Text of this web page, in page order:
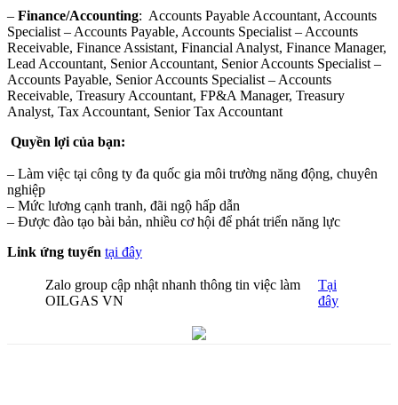
– Finance/Accounting: Accounts Payable Accountant, Accounts
Specialist – Accounts Payable, Accounts Specialist – Accounts
Receivable, Finance Assistant, Financial Analyst, Finance Manager,
Lead Accountant, Senior Accountant, Senior Accounts Specialist –
Accounts Payable, Senior Accounts Specialist – Accounts
Receivable, Treasury Accountant, FP&A Manager, Treasury
Analyst, Tax Accountant, Senior Tax Accountant
Quyền lợi của bạn:
– Làm việc tại công ty đa quốc gia môi trường năng động, chuyên
nghiệp
– Mức lương cạnh tranh, đãi ngộ hấp dẫn
– Được đào tạo bài bản, nhiều cơ hội để phát triển năng lực
Link ứng tuyển tại đây
Zalo group cập nhật nhanh thông tin việc làm
OILGAS VN
Tại
đây